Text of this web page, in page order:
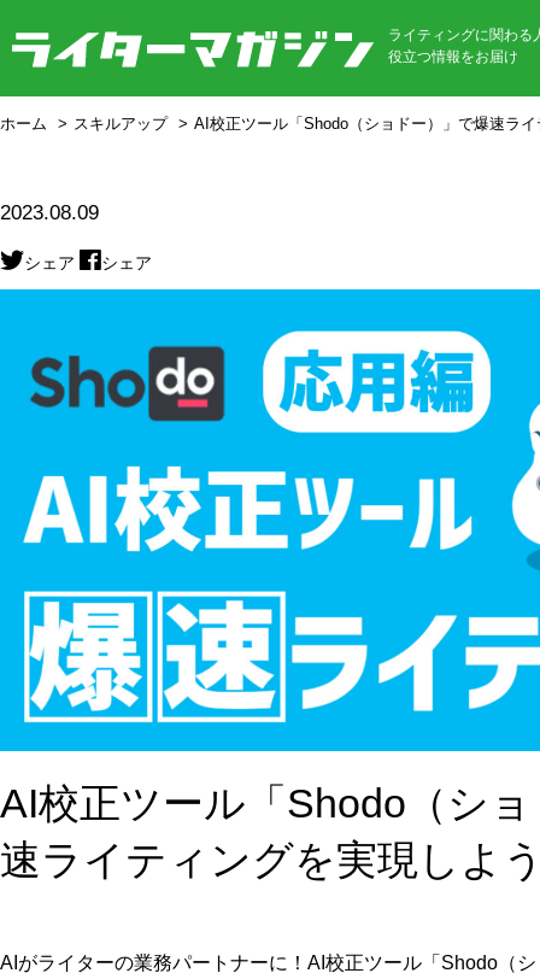
ライティングに関わる
役立つ情報をお届け
ホーム スキルアップ AI校正ツール「Shodo（ショドー）」で爆速ラ
2023.08.09
シェア シェア
AI校正ツール「Shodo（シ
速ライティングを実現しよ
AIがライターの業務パートナーに！AI校正ツール「Shodo（